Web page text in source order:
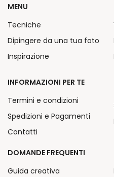
MENU
Tecniche
Dipingere da una tua foto
Inspirazione
INFORMAZIONI PER TE
Termini e condizioni
Spedizioni e Pagamenti
Contatti
DOMANDE FREQUENTI
Guida creativa